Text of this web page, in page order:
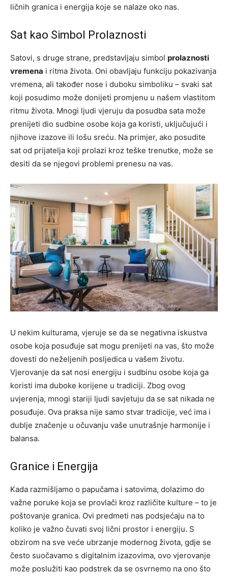
ličnih granica i energija koje se nalaze oko nas.
Sat kao Simbol Prolaznosti
Satovi, s druge strane, predstavljaju simbol prolaznosti
vremena i ritma života. Oni obavljaju funkciju pokazivanja
vremena, ali također nose i duboku simboliku – svaki sat
koji posudimo može donijeti promjenu u našem vlastitom
ritmu života. Mnogi ljudi vjeruju da posudba sata može
prenijeti dio sudbine osobe koja ga koristi, uključujući i
njihove izazove ili lošu sreću. Na primjer, ako posudite
sat od prijatelja koji prolazi kroz teške trenutke, može se
desiti da se njegovi problemi prenesu na vas.
U nekim kulturama, vjeruje se da se negativna iskustva
osobe koja posuđuje sat mogu prenijeti na vas, što može
dovesti do neželjenih posljedica u vašem životu.
Vjerovanje da sat nosi energiju i sudbinu osobe koja ga
koristi ima duboke korijene u tradiciji. Zbog ovog
uvjerenja, mnogi stariji ljudi savjetuju da se sat nikada ne
posuđuje. Ova praksa nije samo stvar tradicije, već ima i
dublje značenje u očuvanju vaše unutrašnje harmonije i
balansa.
Granice i Energija
Kada razmišljamo o papučama i satovima, dolazimo do
važne poruke koja se provlači kroz različite kulture – to je
poštovanje granica. Ovi predmeti nas podsjećaju na to
koliko je važno čuvati svoj lični prostor i energiju. S
obzirom na sve veće ubrzanje modernog života, gdje se
često suočavamo s digitalnim izazovima, ovo vjerovanje
može poslužiti kao podstrek da se osvrnemo na ono što